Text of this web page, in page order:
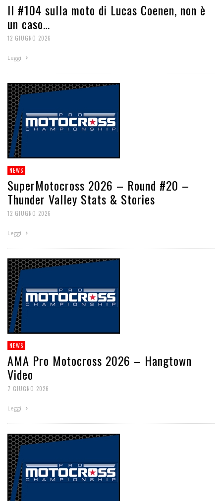
Il #104 sulla moto di Lucas Coenen, non è
un caso…
12 GIUGNO 2026
Leggi
NEWS
SuperMotocross 2026 – Round #20 –
Thunder Valley Stats & Stories
12 GIUGNO 2026
Leggi
NEWS
AMA Pro Motocross 2026 – Hangtown
Video
7 GIUGNO 2026
Leggi